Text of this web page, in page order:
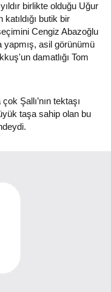
birlikte olduğu Uğur
butik bir
Cengiz Abazoğlu
yapmış, asil görünümü
damatlığı Tom
Şallı’nın tektaşı
taşa sahip olan bu